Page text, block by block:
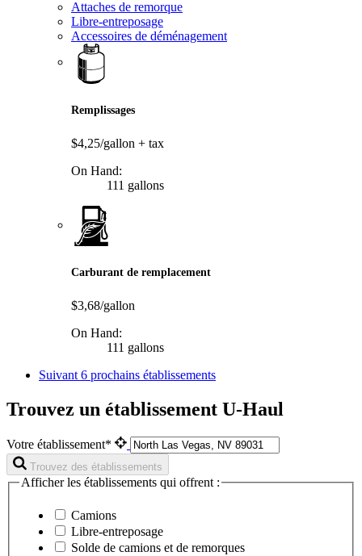
Attaches de remorque
Libre-entreposage
Accessoires de déménagement
Remplissages
$4,25/gallon + tax
On Hand:
111 gallons
Carburant de remplacement
$3,68/gallon
On Hand:
111 gallons
Suivant 6 prochains établissements
Trouvez un établissement U-Haul
Votre établissement*
Trouvez des établissements
Afficher les établissements qui offrent :
Camions
Libre-entreposage
Solde de camions et de remorques